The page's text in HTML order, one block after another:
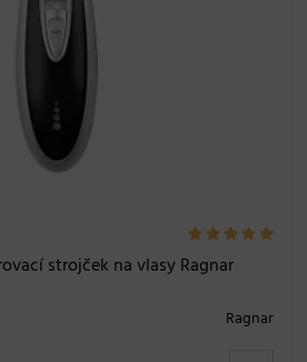
strojček na vlasy Ragnar
Ragnar